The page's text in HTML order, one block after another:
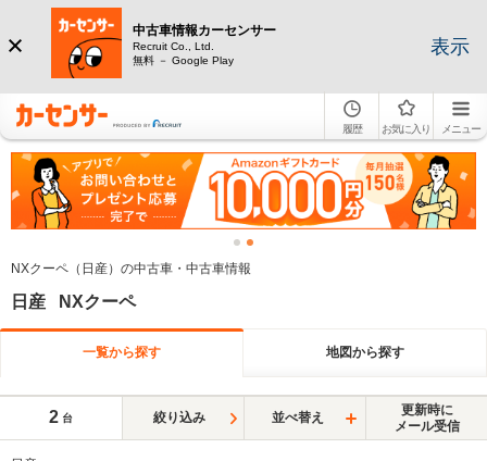
中古車情報カーセンサー
Recruit Co., Ltd.
無料 － Google Play
表示
履歴 お気に入り メニュー
NXクーペ（日産）の中古車・中古車情報
日産 NXクーペ
一覧から探す 地図から探す
2 台 絞り込み 並べ替え
更新時に
メール受信